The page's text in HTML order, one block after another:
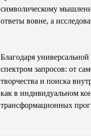
символическому
ответы вовне, а
Благодаря
спектром запросов: от
творчества и поиска
как в индивидуальном
трансформационных